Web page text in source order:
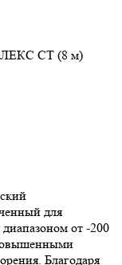
СТ (8 м)
для
от -200
Благодаря